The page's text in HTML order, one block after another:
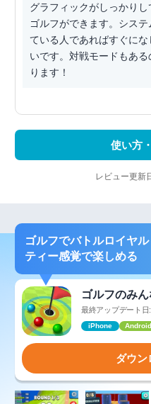
グラフィックがしっかり
ゴルフができます。シス
ている人であればすぐに
いです。対戦モードもあ
ります！
使い方
レビュー更新
ゴルフでバトルロイヤ
ティー感覚で楽しめる
ゴルフのみ
最終アップデート日
iPhone Android
ダウン